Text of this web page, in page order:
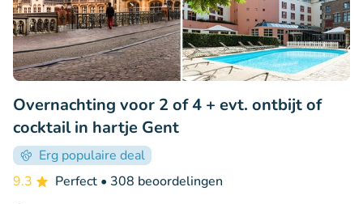
Overnachting voor 2 of 4 + evt. ontbijt of
cocktail in hartje Gent
Erg populaire deal
9.3
Perfect • 308 beoordelingen